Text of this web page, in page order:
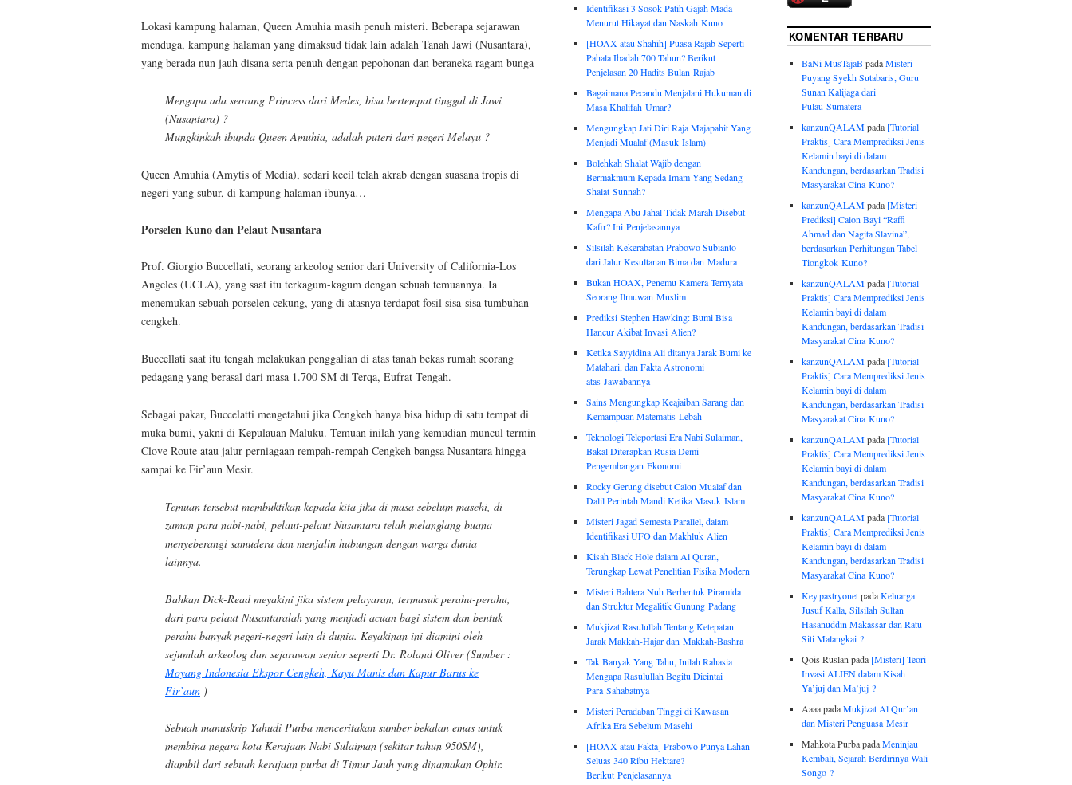
Lokasi kampung halaman, Queen Amuhia masih penuh misteri. Beberapa sejarawan
menduga, kampung halaman yang dimaksud tidak lain adalah Tanah Jawi (Nusantara),
yang berada nun jauh disana serta penuh dengan pepohonan dan beraneka ragam bunga
Mengapa ada seorang Princess dari Medes, bisa bertempat tinggal di Jawi
(Nusantara) ?
Mungkinkah ibunda Queen Amuhia, adalah puteri dari negeri Melayu ?
Queen Amuhia (Amytis of Media), sedari kecil telah akrab dengan suasana tropis di
negeri yang subur, di kampung halaman ibunya…
Porselen Kuno dan Pelaut Nusantara
Prof. Giorgio Buccellati, seorang arkeolog senior dari University of California-Los
Angeles (UCLA), yang saat itu terkagum-kagum dengan sebuah temuannya. Ia
menemukan sebuah porselen cekung, yang di atasnya terdapat fosil sisa-sisa tumbuhan
cengkeh.
Buccellati saat itu tengah melakukan penggalian di atas tanah bekas rumah seorang
pedagang yang berasal dari masa 1.700 SM di Terqa, Eufrat Tengah.
Sebagai pakar, Buccelatti mengetahui jika Cengkeh hanya bisa hidup di satu tempat di
muka bumi, yakni di Kepulauan Maluku. Temuan inilah yang kemudian muncul termin
Clove Route atau jalur perniagaan rempah-rempah Cengkeh bangsa Nusantara hingga
sampai ke Fir’aun Mesir.
Temuan tersebut membuktikan kepada kita jika di masa sebelum masehi, di
zaman para nabi-nabi, pelaut-pelaut Nusantara telah melanglang buana
menyeberangi samudera dan menjalin hubungan dengan warga dunia
lainnya.
Bahkan Dick-Read meyakini jika sistem pelayaran, termasuk perahu-perahu,
dari para pelaut Nusantaralah yang menjadi acuan bagi sistem dan bentuk
perahu banyak negeri-negeri lain di dunia. Keyakinan ini diamini oleh
sejumlah arkeolog dan sejarawan senior seperti Dr. Roland Oliver (Sumber :
Moyang Indonesia Ekspor Cengkeh, Kayu Manis dan Kapur Barus ke
Fir’aun )
Sebuah manuskrip Yahudi Purba menceritakan sumber bekalan emas untuk
membina negara kota Kerajaan Nabi Sulaiman (sekitar tahun 950SM),
diambil dari sebuah kerajaan purba di Timur Jauh yang dinamakan Ophir.
Identifikasi 3 Sosok Patih Gajah Mada
Menurut Hikayat dan Naskah Kuno
[HOAX atau Shahih] Puasa Rajab Seperti
Pahala Ibadah 700 Tahun? Berikut
Penjelasan 20 Hadits Bulan Rajab
Bagaimana Pecandu Menjalani Hukuman di
Masa Khalifah Umar?
Mengungkap Jati Diri Raja Majapahit Yang
Menjadi Mualaf (Masuk Islam)
Bolehkah Shalat Wajib dengan
Bermakmum Kepada Imam Yang Sedang
Shalat Sunnah?
Mengapa Abu Jahal Tidak Marah Disebut
Kafir? Ini Penjelasannya
Silsilah Kekerabatan Prabowo Subianto
dari Jalur Kesultanan Bima dan Madura
Bukan HOAX, Penemu Kamera Ternyata
Seorang Ilmuwan Muslim
Prediksi Stephen Hawking: Bumi Bisa
Hancur Akibat Invasi Alien?
Ketika Sayyidina Ali ditanya Jarak Bumi ke
Matahari, dan Fakta Astronomi
atas Jawabannya
Sains Mengungkap Keajaiban Sarang dan
Kemampuan Matematis Lebah
Teknologi Teleportasi Era Nabi Sulaiman,
Bakal Diterapkan Rusia Demi
Pengembangan Ekonomi
Rocky Gerung disebut Calon Mualaf dan
Dalil Perintah Mandi Ketika Masuk Islam
Misteri Jagad Semesta Parallel, dalam
Identifikasi UFO dan Makhluk Alien
Kisah Black Hole dalam Al Quran,
Terungkap Lewat Penelitian Fisika Modern
Misteri Bahtera Nuh Berbentuk Piramida
dan Struktur Megalitik Gunung Padang
Mukjizat Rasulullah Tentang Ketepatan
Jarak Makkah-Hajar dan Makkah-Bashra
Tak Banyak Yang Tahu, Inilah Rahasia
Mengapa Rasulullah Begitu Dicintai
Para Sahabatnya
Misteri Peradaban Tinggi di Kawasan
Afrika Era Sebelum Masehi
[HOAX atau Fakta] Prabowo Punya Lahan
Seluas 340 Ribu Hektare?
Berikut Penjelasannya
KOMENTAR TERBARU
BaNi MusTajaB padaMisteri
Puyang Syekh Sutabaris, Guru
Sunan Kalijaga dari
Pulau Sumatera
kanzunQALAMpada [Tutorial
Praktis] Cara Memprediksi Jenis
Kelamin bayi di dalam
Kandungan, berdasarkan Tradisi
Masyarakat Cina Kuno?
kanzunQALAMpada [Misteri
Prediksi] Calon Bayi “Raffi
Ahmad dan Nagita Slavina”,
berdasarkan Perhitungan Tabel
Tiongkok Kuno?
kanzunQALAMpada [Tutorial
Praktis] Cara Memprediksi Jenis
Kelamin bayi di dalam
Kandungan, berdasarkan Tradisi
Masyarakat Cina Kuno?
kanzunQALAMpada [Tutorial
Praktis] Cara Memprediksi Jenis
Kelamin bayi di dalam
Kandungan, berdasarkan Tradisi
Masyarakat Cina Kuno?
kanzunQALAMpada [Tutorial
Praktis] Cara Memprediksi Jenis
Kelamin bayi di dalam
Kandungan, berdasarkan Tradisi
Masyarakat Cina Kuno?
kanzunQALAMpada [Tutorial
Praktis] Cara Memprediksi Jenis
Kelamin bayi di dalam
Kandungan, berdasarkan Tradisi
Masyarakat Cina Kuno?
Key.pastryonetpadaKeluarga
Jusuf Kalla, Silsilah Sultan
Hasanuddin Makassar dan Ratu
Siti Malangkai ?
Qois Ruslan pada [Misteri] Teori
Invasi ALIEN dalam Kisah
Ya’juj dan Ma’juj ?
Aaaa padaMukjizat Al Qur’an
dan Misteri Penguasa Mesir
Mahkota Purba padaMeninjau
Kembali, Sejarah Berdirinya Wali
Songo ?